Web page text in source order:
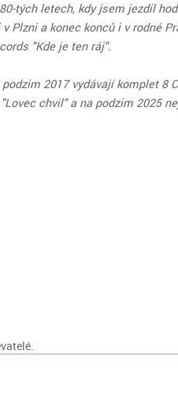
tých letech, kdy jsem jezdil
Plzni a konec konců i v rodné
"Kde je ten ráj".
2017 vydávají komplet 8
chvil" a na podzim 2025